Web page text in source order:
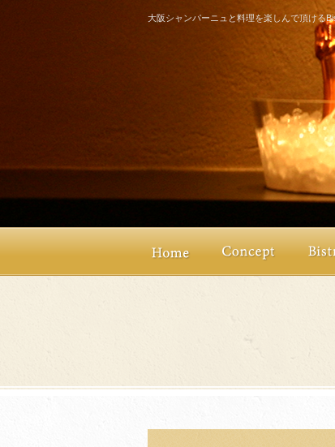
大阪シャンパーニュと料理を楽しんで頂ける